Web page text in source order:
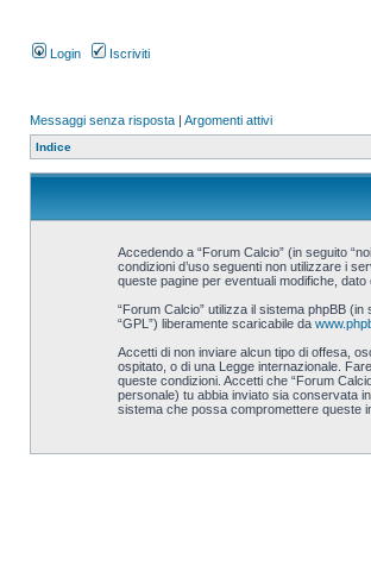
Login Iscriviti
Messaggi senza risposta | Argomenti attivi
Indice
Accedendo a “Forum Calcio” (in seguito
condizioni d’uso seguenti non utilizzare i
queste pagine per eventuali modifiche, dato
“Forum Calcio” utilizza il sistema phpBB (in
“GPL”) liberamente scaricabile da
Accetti di non inviare alcun tipo di offesa,
ospitato, o di una Legge internazionale.
queste condizioni. Accetti che “Forum
personale) tu abbia inviato sia conservata
sistema che possa compromettere queste